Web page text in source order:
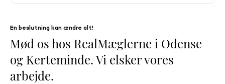
En beslutning kan ændre alt!
Mød os hos RealMæglerne i Odense
og Kerteminde. Vi elsker vores
arbejde.